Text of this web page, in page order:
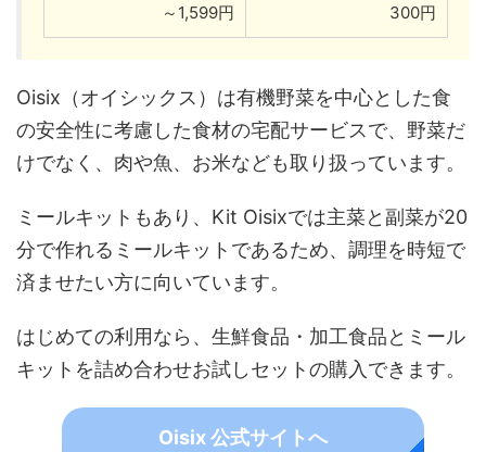
～1,599円 300円
Oisix（オイシックス）は有機野菜を中心とした食
の安全性に考慮した食材の宅配サービスで、野菜だ
けでなく、肉や魚、お米なども取り扱っています。
ミールキットもあり、Kit Oisixでは主菜と副菜が20
分で作れるミールキットであるため、調理を時短で
済ませたい方に向いています。
はじめての利用なら、生鮮食品・加工食品とミール
キットを詰め合わせお試しセットの購入できます。
Oisix 公式サイトへ